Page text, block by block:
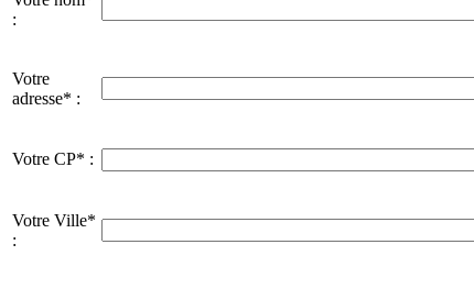
:
Votre
adresse* :
Votre CP* :
Votre Ville*
: